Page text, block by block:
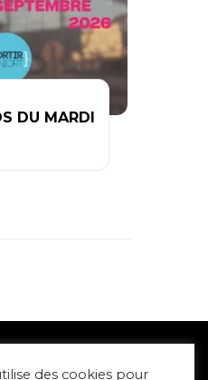
DU MARDI
des cookies pour